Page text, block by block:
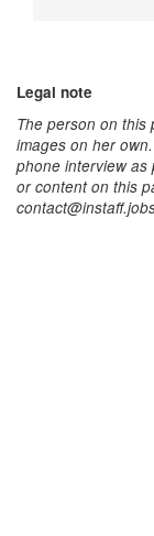
Legal note
The person on
images on her
phone interview as
or content on this